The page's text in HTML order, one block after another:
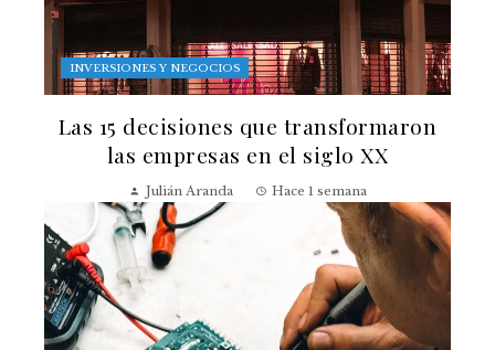
INVERSIONES Y NEGOCIOS
Las 15 decisiones que transformaron
las empresas en el siglo XX
Julián Aranda Hace 1 semana